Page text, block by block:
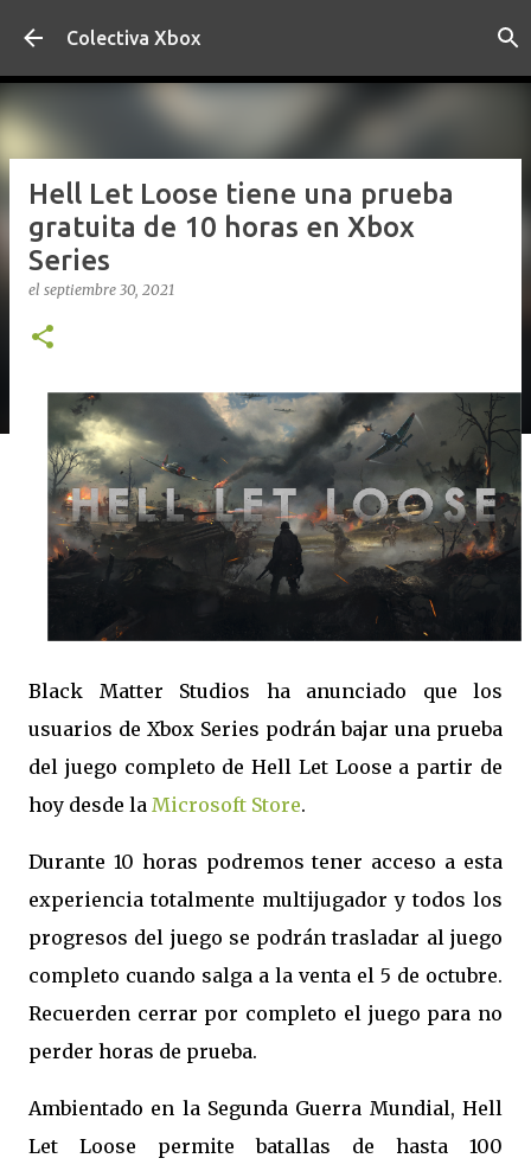
Ir al contenido principal
Colectiva Xbox
Hell Let Loose tiene una prueba
gratuita de 10 horas en Xbox
Series
el septiembre 30, 2021
Black Matter Studios ha anunciado que los
usuarios de Xbox Series podrán bajar una prueba
del juego completo de Hell Let Loose a partir de
hoy desde la Microsoft Store.
Durante 10 horas podremos tener acceso a esta
experiencia totalmente multijugador y todos los
progresos del juego se podrán trasladar al juego
completo cuando salga a la venta el 5 de octubre.
Recuerden cerrar por completo el juego para no
perder horas de prueba.
Ambientado en la Segunda Guerra Mundial, Hell
Let Loose permite batallas de hasta 100